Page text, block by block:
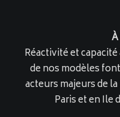
Réactivité et
de nos modèles
acteurs majeurs de
Paris et en Ile